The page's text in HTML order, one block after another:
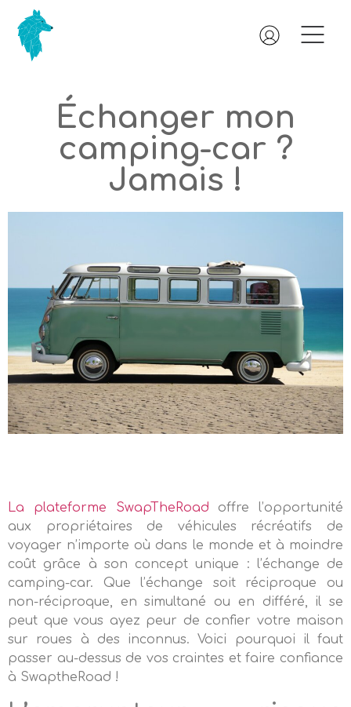
Échanger mon
camping-car ?
Jamais !
La plateforme SwapTheRoad offre l’opportunité
aux propriétaires de véhicules récréatifs de
voyager n’importe où dans le monde et à moindre
coût grâce à son concept unique : l’échange de
camping-car. Que l’échange soit réciproque ou
non-réciproque, en simultané ou en différé, il se
peut que vous ayez peur de confier votre maison
sur roues à des inconnus. Voici pourquoi il faut
passer au-dessus de vos craintes et faire confiance
à SwaptheRoad !